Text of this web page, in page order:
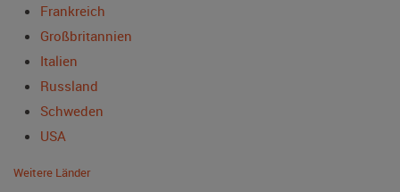
Frankreich
Großbritannien
Italien
Russland
Schweden
USA
Weitere Länder